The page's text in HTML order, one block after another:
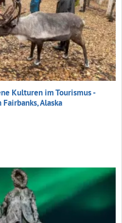
Kulturen im Tourismus -
Alaska